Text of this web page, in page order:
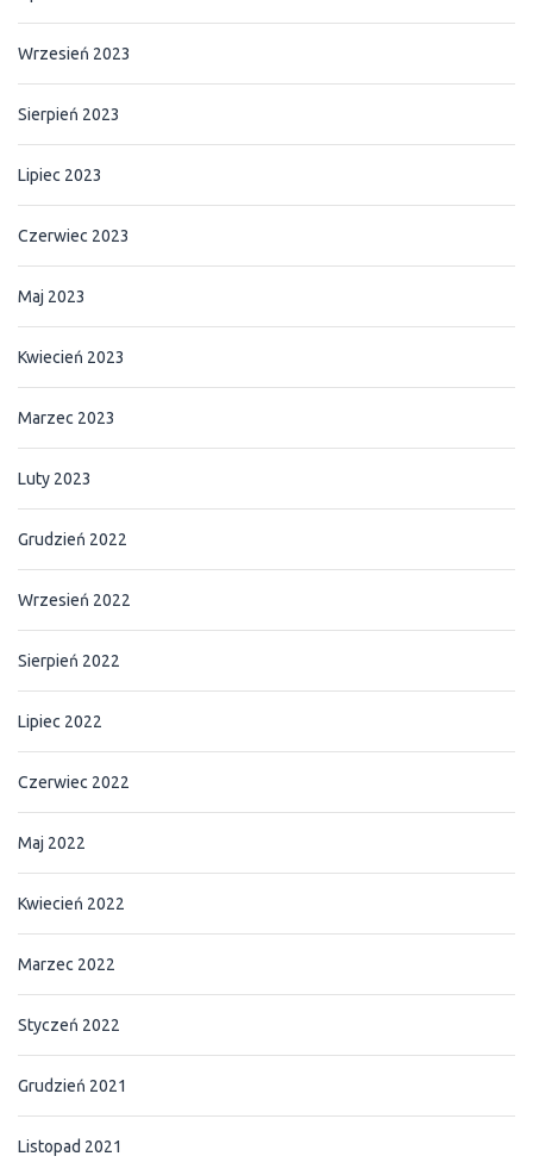
Wrzesień 2023
Sierpień 2023
Lipiec 2023
Czerwiec 2023
Maj 2023
Kwiecień 2023
Marzec 2023
Luty 2023
Grudzień 2022
Wrzesień 2022
Sierpień 2022
Lipiec 2022
Czerwiec 2022
Maj 2022
Kwiecień 2022
Marzec 2022
Styczeń 2022
Grudzień 2021
Listopad 2021